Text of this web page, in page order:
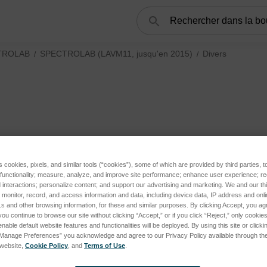
SPECTROLAB (LAVM11, jusqu'en 2015) Divers
cookies, pixels, and similar tools (“cookies”), some of which are provided by third parties,
measure, analyze, and improve site performance; enhance user experience;
personalize content; and support our advertising and marketing. We and our
record, and access information and data, including device data, IP address and
and other browsing information, for these and similar purposes. By clicking Accept, you
continue to browse our site without clicking “Accept,” or if you click “Reject,” only
default website features and functionalities will be deployed. By using this site or
Preferences” you acknowledge and agree to our Privacy Policy available through
Cookie Policy , and Terms of Use